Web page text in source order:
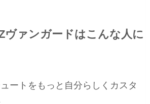
ヴァンガードはこんな人に
ートをもっと自分らしくカスタ